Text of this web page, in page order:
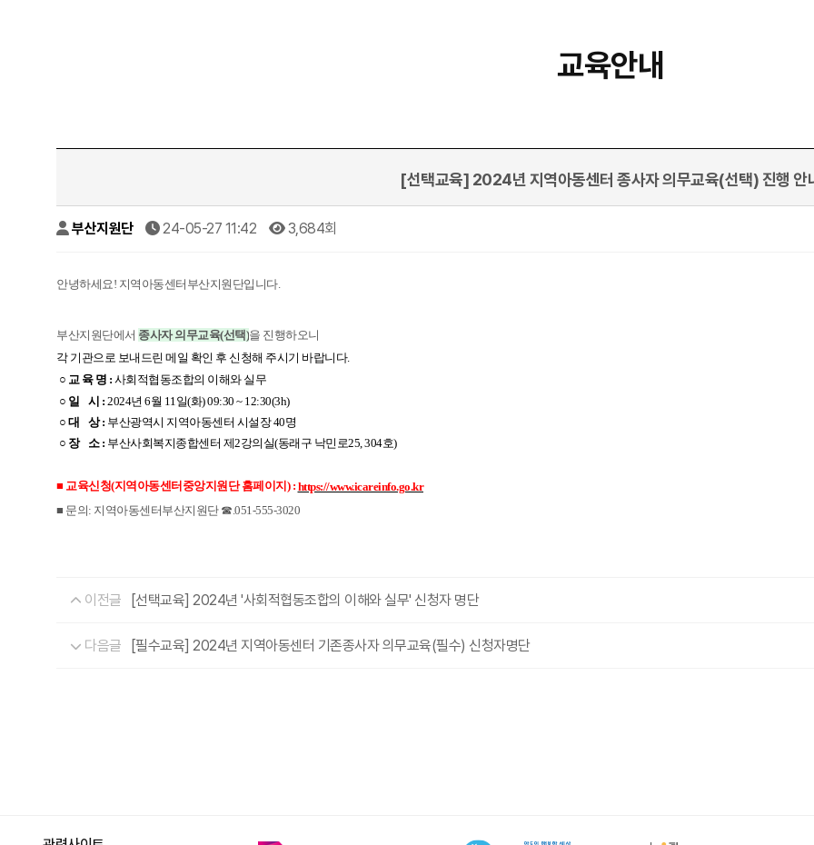
교육안내
[선택교육] 2024년 지역아동센터 종사자 의무교육(선택) 진행 안
부산지원단 24-05-27 11:42 3,684회
안녕하세요! 지역아동센터부산지원단입니다.
부산지원단에서 종사자 의무교육(선택)을 진행하오니
각 기관으로 보내드린 메일 확인 후 신청해 주시기 바랍니다.
○ 교 육 명 : 사회적협동조합의 이해와 실무
○ 일 시 : 2024년 6월 11일(화) 09:30 ~ 12:30(3h)
○ 대 상: ​ 부산광역시 지역아동센터 시설장 40명
○ 장 소: 부산사회복지종합센터 제2강의실(동래구 낙민로25, 304호)
■ 교육신청(지역아동센터중앙지원단 홈페이지): https://www.icareinfo.go.kr
■ 문의: 지역아동센터부산지원단 ☎.051-555-3020
이전글 [선택교육] 2024년 '사회적협동조합의 이해와 실무' 신청자 명단
다음글 [필수교육] 2024년 지역아동센터 기존종사자 의무교육(필수) 신청자명단